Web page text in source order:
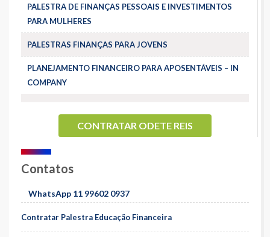
PALESTRA DE FINANÇAS PESSOAIS E INVESTIMENTOS
PARA MULHERES
PALESTRAS FINANÇAS PARA JOVENS
PLANEJAMENTO FINANCEIRO PARA APOSENTÁVEIS – IN
COMPANY
CONTRATAR ODETE REIS
Contatos
WhatsApp 11 99602 0937
Contratar Palestra Educação Financeira